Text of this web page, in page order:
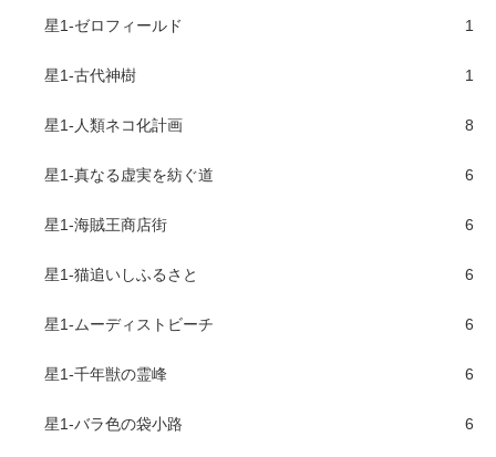
星1-ゼロフィールド 1
星1-古代神樹 1
星1-人類ネコ化計画 8
星1-真なる虚実を紡ぐ道 6
星1-海賊王商店街 6
星1-猫追いしふるさと 6
星1-ムーディストビーチ 6
星1-千年獣の霊峰 6
星1-バラ色の袋小路 6